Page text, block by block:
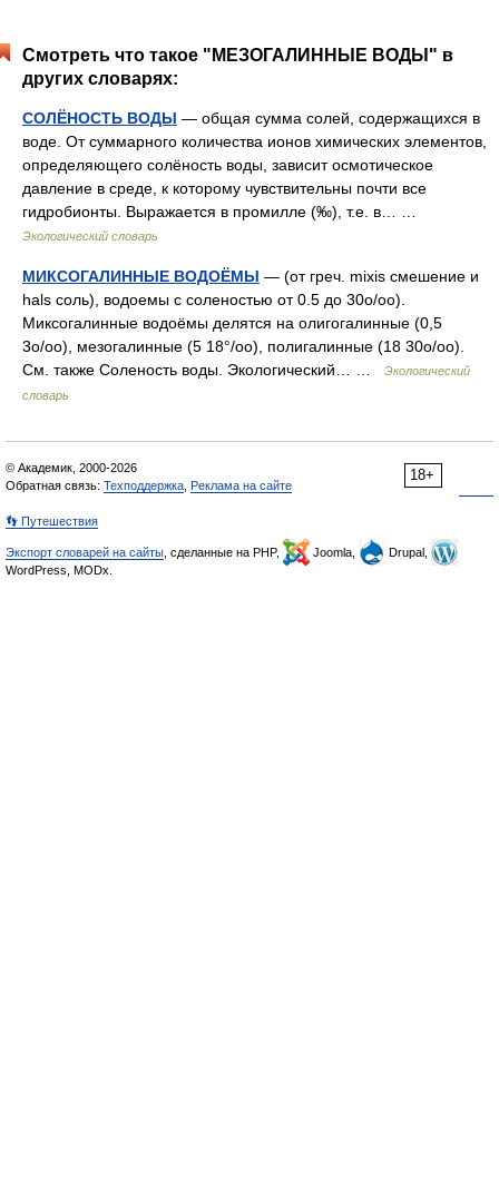
Смотреть что такое "МЕЗОГАЛИННЫЕ ВОДЫ" в
других словарях:
СОЛЁНОСТЬ ВОДЫ — общая сумма солей, содержащихся в
воде. От суммарного количества ионов химических элементов,
определяющего солёность воды, зависит осмотическое
давление в среде, к которому чувствительны почти все
гидробионты. Выражается в промилле (‰), т.е. в… …
Экологический словарь
МИКСОГАЛИННЫЕ ВОДОЁМЫ — (от греч. mixis смешение и
hals соль), водоемы с соленостью от 0.5 до 30o/oo).
Миксогалинные водоёмы делятся на олигогалинные (0,5
3o/oo), мезогалинные (5 18°/oo), полигалинные (18 30o/oo).
См. также Соленость воды. Экологический… …
Экологический
словарь
18+
© Академик, 2000-2026
Обратная связь: Техподдержка Реклама на сайте
👣 Путешествия
Экспорт словарей на сайты , сделанные на PHP, Joomla,
Drupal,
WordPress, MODx.